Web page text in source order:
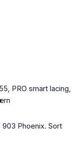
PRO smart lacing,